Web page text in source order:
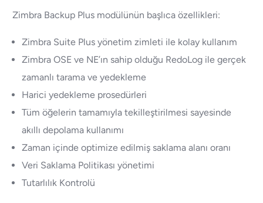
Zimbra Backup Plus modülünün başlıca özellikleri:
Zimbra Suite Plus yönetim zimleti ile kolay kullanım
Zimbra OSE ve NE’ın sahip olduğu RedoLog ile gerçek
zamanlı tarama ve yedekleme
Harici yedekleme prosedürleri
Tüm öğelerin tamamıyla tekilleştirilmesi sayesinde
akıllı depolama kullanımı
Zaman içinde optimize edilmiş saklama alanı oranı
Veri Saklama Politikası yönetimi
Tutarlılık Kontrolü